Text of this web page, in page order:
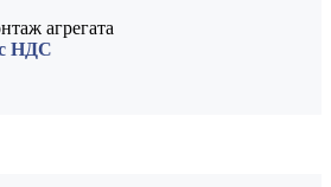
агрегата
с НДС